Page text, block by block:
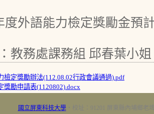
度外語能力檢定獎勵金預
教務處課務組 邱春葉小
檢定獎勵辦法(112.08.02行政會議通過).pdf
獎勵申請表(1120802).docx
國立屏東科技大學‧校址：91201 屏東縣內埔鄉老